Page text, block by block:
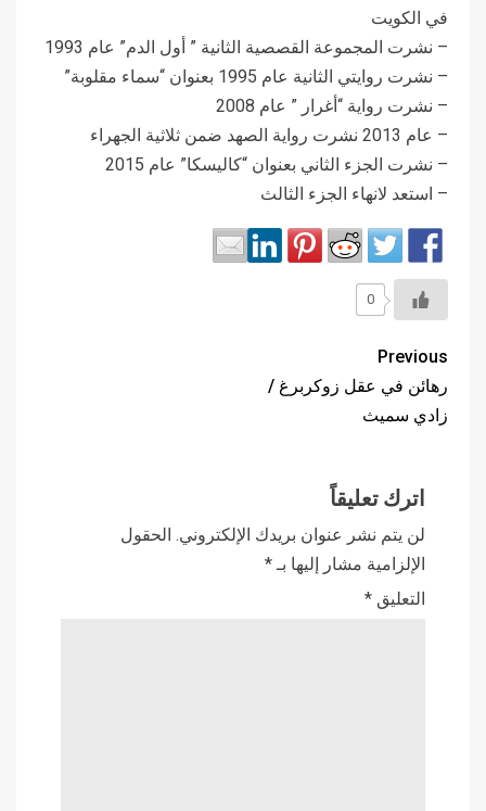
في الكويت
– نشرت المجموعة القصصية الثانية ” أول الدم” عام 1993
– نشرت روايتي الثانية عام 1995 بعنوان “سماء مقلوبة”
– نشرت رواية “أغرار ” عام 2008
– عام 2013 نشرت رواية الصهد ضمن ثلاثية الجهراء
– نشرت الجزء الثاني بعنوان “كاليسكا” عام 2015
– استعد لانهاء الجزء الثالث
0
Previous
رهائن في عقل زوكربرغ /
زادي سميث
اترك تعليقاً
لن يتم نشر عنوان بريدك الإلكتروني. الحقول
الإلزامية مشار إليها بـ *
التعليق *